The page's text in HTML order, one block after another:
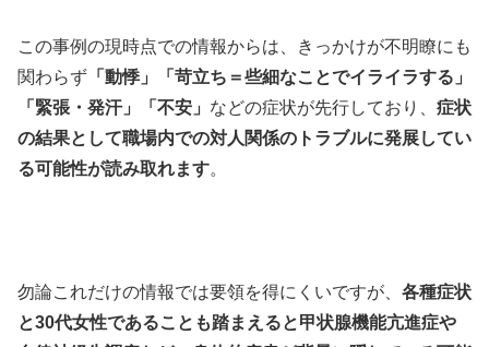
この事例の現時点での情報からは、きっかけが不明瞭にも
関わらず 「動悸」「苛立ち＝些細なことでイライラする」
「緊張・発汗」「不安」 などの症状が先行しており、 症状
の結果として職場内での対人関係のトラブルに発展してい
る可能性が読み取れます。
勿論これだけの情報では要領を得にくいですが、 各種症状
と30代女性であることも踏まえると甲状腺機能亢進症や